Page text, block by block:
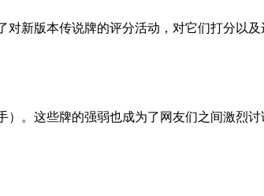
新版本传说牌的评分活动，对它们打分以
。这些牌的强弱也成为了网友们之间激烈